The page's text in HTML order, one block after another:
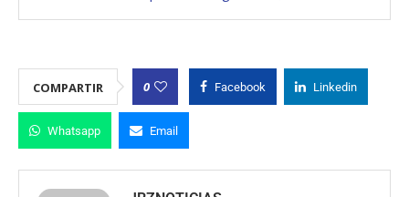
COMPARTIR 0 Facebook Linkedin
Whatsapp Email